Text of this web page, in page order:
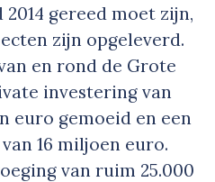
gereed moet zijn,
zijn opgeleverd.
en rond de Grote
investering van
euro gemoeid en een
16 miljoen euro.
van ruim 25.000